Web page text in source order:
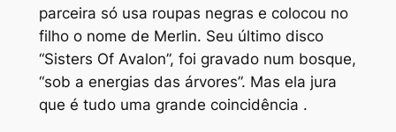
parceira só usa roupas negras e colocou no
filho o nome de Merlin. Seu último disco
“Sisters Of Avalon”, foi gravado num bosque,
“sob a energias das árvores”. Mas ela jura
que é tudo uma grande coincidência .